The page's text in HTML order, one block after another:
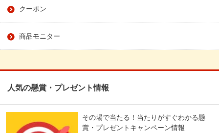
クーポン
商品モニター
人気の懸賞・プレゼント情報
その場で当たる！当たりがすぐわかる懸
賞・プレゼントキャンペーン情報